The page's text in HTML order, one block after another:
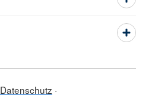
Datenschutz